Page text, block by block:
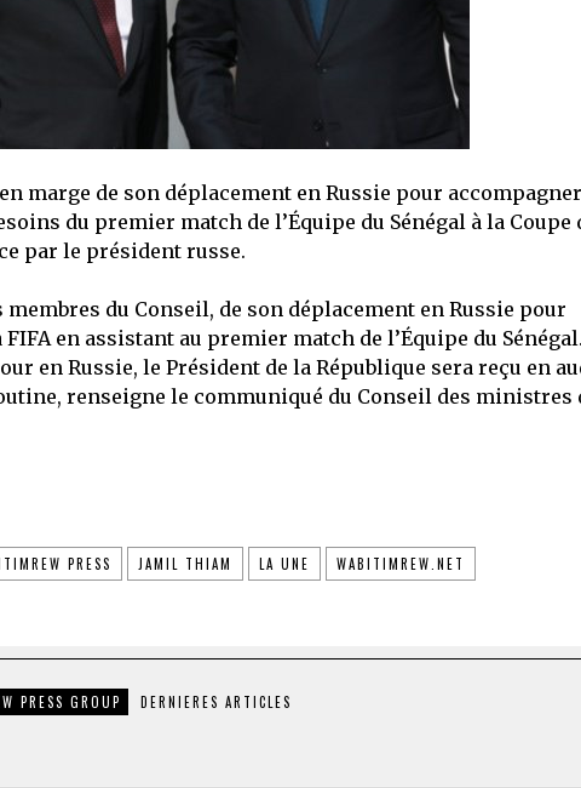
marge de son déplacement en Russie pour
du premier match de l’Équipe du Sénégal à la Coupe
par le président russe.
membres du Conseil, de son déplacement en Russie pour
en assistant au premier match de l’Équipe du
en Russie, le Président de la République sera reçu en
renseigne le communiqué du Conseil des ministres
PRESS JAMIL THIAM LA UNE WABITIMREW.NET
PRESS GROUP DERNIERES ARTICLES